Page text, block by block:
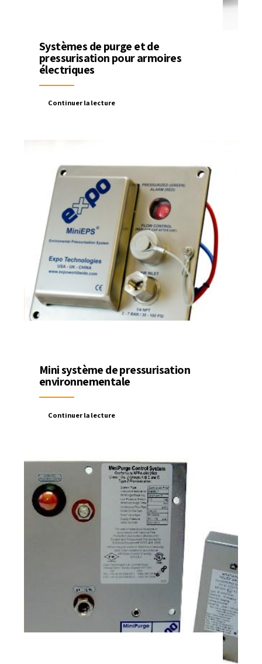
Systèmes de purge et de
pressurisation pour armoires
électriques
Continuer la lecture
Mini système de pressurisation
environnementale
Continuer la lecture